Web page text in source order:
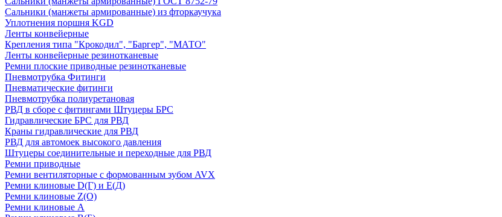
Сальники (манжеты армированные) из фторкаучука
Уплотнения поршня KGD
Ленты конвейерные
Крепления типа "Крокодил", "Баргер", "МАТО"
Ленты конвейерные резинотканевые
Ремни плоские приводные резинотканевые
Пневмотрубка Фитинги
Пневматические фитинги
Пневмотрубка полиуретановая
РВД в сборе с фитингами Штуцеры БРС
Гидравлические БРС для РВД
Краны гидравлические для РВД
РВД для автомоек высокого давления
Штуцеры соединительные и переходные для РВД
Ремни приводные
Ремни вентиляторные с формованным зубом AVX
Ремни клиновые D(Г) и Е(Д)
Ремни клиновые Z(О)
Ремни клиновые А